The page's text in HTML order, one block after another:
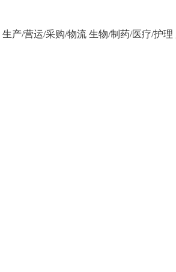
生产/营运/采购/物流 生物/制药/医疗/护理